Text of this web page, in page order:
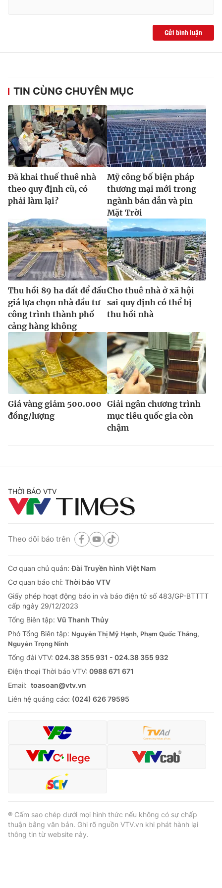
® Cấm sao chép dưới mọi hình thức nếu không có sự chấp
thuận bằng văn bản. Ghi rõ nguồn VTV.vn khi phát hành lại
thông tin từ website này.
Gửi bình luận
TIN CÙNG CHUYÊN MỤC
Đã khai thuế thuê nhà
theo quy định cũ, có
phải làm lại?
Mỹ công bố biện pháp
thương mại mới trong
ngành bán dẫn và pin
Mặt Trời
Thu hồi 89 ha đất để đấu
giá lựa chọn nhà đầu tư
công trình thành phố
cảng hàng không
Cho thuê nhà ở xã hội
sai quy định có thể bị
thu hồi nhà
Giá vàng giảm 500.000
đồng/lượng
Giải ngân chương trình
mục tiêu quốc gia còn
chậm
THỜI BÁO VTV
Theo dõi báo trên
Cơ quan chủ quản:Đài Truyền hình Việt Nam
Cơ quan báo chí: Thời báo VTV
Giấy phép hoạt động báo in và báo điện tử số 483/GP-BTTTT
cấp ngày 29/12/2023
Tổng Biên tập: Vũ Thanh Thủy
Phó Tổng Biên tập: Nguyễn Thị Mỹ Hạnh, Phạm Quốc Thắng,
Nguyễn Trọng Ninh
Tổng đài VTV: 024.38 355 931 - 024.38 355 932
Ðiện thoại Thời báo VTV: 0988 671 671
Email: toasoan@vtv.vn
Liên hệ quảng cáo: (024) 626 79595
® Cấm sao chép dưới mọi hình thức nếu không có sự chấp
thuận bằng văn bản. Ghi rõ nguồn VTV.vn khi phát hành lại
thông tin từ website này.